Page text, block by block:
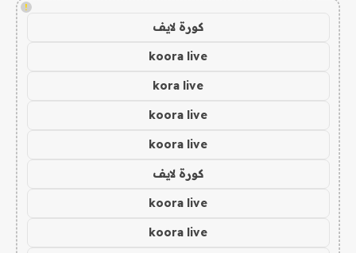
!
كورة لايف
koora live
kora live
koora live
koora live
كورة لايف
koora live
koora live